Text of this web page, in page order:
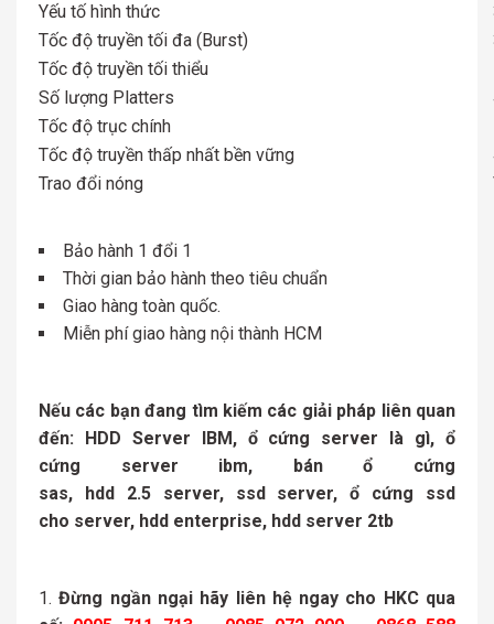
Yếu tố hình thức
Tốc độ truyền tối đa (Burst)
Tốc độ truyền tối thiểu
Số lượng Platters
Tốc độ trục chính
Tốc độ truyền thấp nhất bền vững
Trao đổi nóng
Bảo hành 1 đổi 1
Thời gian bảo hành theo tiêu chuẩn
Giao hàng toàn quốc.
Miễn phí giao hàng nội thành HCM
Nếu các bạn đang tìm kiếm các giải pháp liên quan
đến: HDD Server IBM, ổ cứng server là gì, ổ
cứng server ibm, bán ổ cứng
sas, hdd 2.5 server, ssd server, ổ cứng ssd
cho server, hdd enterprise, hdd server 2tb
Đừng ngần ngại hãy liên hệ ngay cho HKC qua